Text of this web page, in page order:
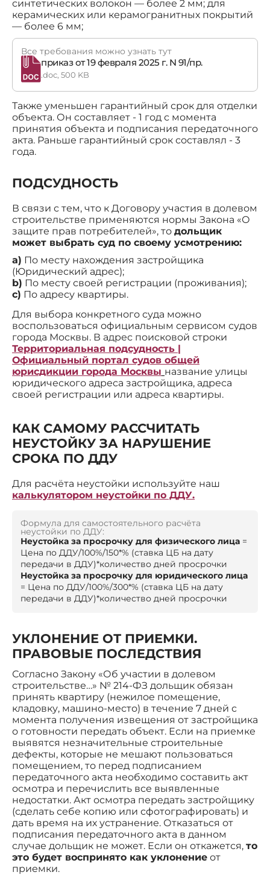
синтетических волокон — более 2 мм; для
керамических или керамогранитных покрытий
— более 6 мм;
Все требования можно узнать тут
приказ от 19 февраля 2025 г. N 91/пр.
.doc, 500 KB
Также уменьшен гарантийный срок для отделки
объекта. Он составляет - 1 год с момента
принятия объекта и подписания передаточного
акта. Раньше гарантийный срок составлял - 3
года.
ПОДСУДНОСТЬ
В связи с тем, что к Договору участия в долевом
строительстве применяются нормы Закона «О
защите прав потребителей», то дольщик
может выбрать суд по своему усмотрению:
a) По месту нахождения застройщика
(Юридический адрес);
b) По месту своей регистрации (проживания);
c) По адресу квартиры.
Для выбора конкретного суда можно
воспользоваться официальным сервисом судов
города Москвы. В адрес поисковой строки
Территориальная подсудность |
Официальный портал судов общей
юрисдикции города Москвы название улицы
юридического адреса застройщика, адреса
своей регистрации или адреса квартиры.
КАК САМОМУ РАССЧИТАТЬ
НЕУСТОЙКУ ЗА НАРУШЕНИЕ
СРОКА ПО ДДУ
Для расчёта неустойки используйте наш
калькулятором неустойки по ДДУ.
Формула для самостоятельного расчёта
неустойки по ДДУ:
Неустойка за просрочку для физического лица =
Цена по ДДУ/100%/150*% (ставка ЦБ на дату
передачи в ДДУ)*количество дней просрочки
Неустойка за просрочку для юридического лица
= Цена по ДДУ/100%/300*% (ставка ЦБ на дату
передачи в ДДУ)*количество дней просрочки
УКЛОНЕНИЕ ОТ ПРИЕМКИ.
ПРАВОВЫЕ ПОСЛЕДСТВИЯ
Согласно Закону «Об участии в долевом
строительстве…» № 214-ФЗ дольщик обязан
принять квартиру (нежилое помещение,
кладовку, машино-место) в течение 7 дней с
момента получения извещения от застройщика
о готовности передать объект. Если на приемке
выявятся незначительные строительные
дефекты, которые не мешают пользоваться
помещением, то перед подписанием
передаточного акта необходимо составить акт
осмотра и перечислить все выявленные
недостатки. Акт осмотра передать застройщику
(сделать себе копию или сфотографировать) и
дать время на их устранение. Отказаться от
подписания передаточного акта в данном
случае дольщик не может. Если он откажется, то
это будет воспринято как уклонение от
приемки.